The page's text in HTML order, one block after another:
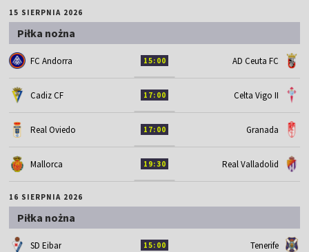
15 SIERPNIA 2026
Piłka nożna
FC Andorra 15:00 AD Ceuta FC
Cadiz CF 17:00 Celta Vigo II
Real Oviedo 17:00 Granada
Mallorca 19:30 Real Valladolid
16 SIERPNIA 2026
Piłka nożna
SD Eibar 15:00 Tenerife